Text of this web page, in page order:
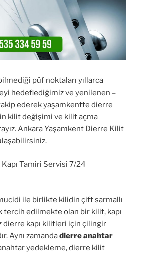
püf noktaları yıllarca
hedeflediğimiz ve yenilenen –
ederek yaşamkentte dierre
kilit değişimi ve kilit açma
Ankara Yaşamkent Dierre Kilit
Tamiri Servisi 7/24
ile birlikte kilidin çift sarmallı
tercih edilmekte olan bir kilit, kapı
dierre kapı kilitleri için çilingir
Aynı zamandadierre anahtar
yedekleme, dierre kilit